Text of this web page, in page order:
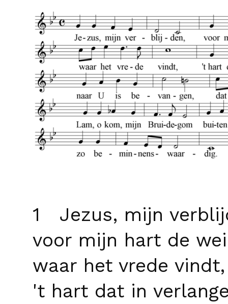
1 Jezus, mijn
voor mijn hart de
waar het vrede vindt,
't hart dat in